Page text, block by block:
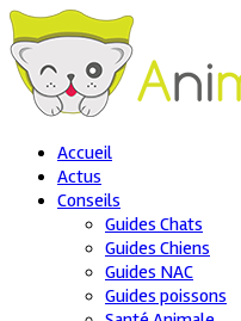
Accueil
Actus
Conseils
Guides Chats
Guides Chiens
Guides NAC
Guides poissons